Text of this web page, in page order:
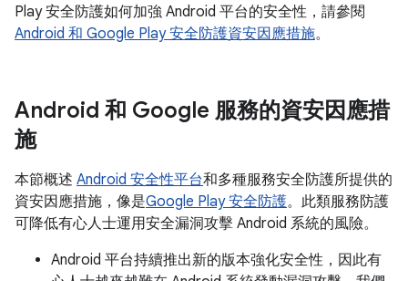
Play 安全防護如何加強 Android 平台的安全性，請參閱
Android 和 Google Play 安全防護資安因應措施。
Android 和 Google 服務的資安因應措
施
本節概述 Android 安全性平台和多種服務安全防護所提供的
資安因應措施，像是Google Play 安全防護。此類服務防護
可降低有心人士運用安全漏洞攻擊 Android 系統的風險。
Android 平台持續推出新的版本強化安全性，因此有